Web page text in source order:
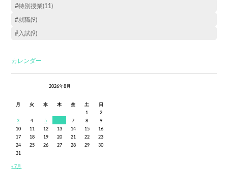
#特別授業(11)
#就職(9)
#入試(9)
カレンダー
2026年8月
月 火 水 木 金 土
日
1
2
3
4 5 7 8
9
10
11 12 13 14 15
16
17
18 19 20 21 22
23
24
25 26 27 28 29
30
31
« 7月